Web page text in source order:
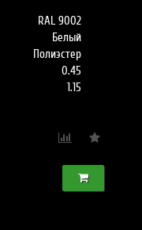
RAL 9002
Белый
Полиэстер
0.45
1.15